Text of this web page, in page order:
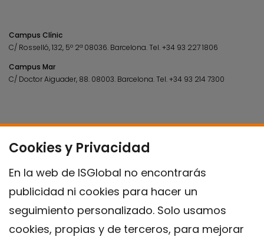
Cookies y Privacidad
En la web de ISGlobal no encontrarás
publicidad ni cookies para hacer un
seguimiento personalizado. Solo usamos
cookies, propias y de terceros, para mejorar
Campus Clínic
C/ Rosselló, 132, 5º 2ª 08036. Barcelona.Tel.+34 93 227 1806
Campus Mar
C/ Doctor Aiguader, 88. 08003. Barcelona.Tel.+34 93 214 7300